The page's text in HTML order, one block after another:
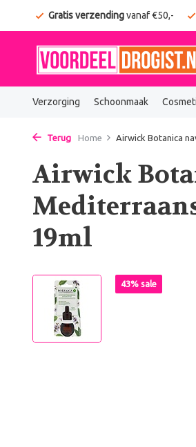
Gratis verzendingvanaf €50,-
Verzorging Schoonmaak
Terug Home Airwick Botanica
Airwick
19ml
43% sale